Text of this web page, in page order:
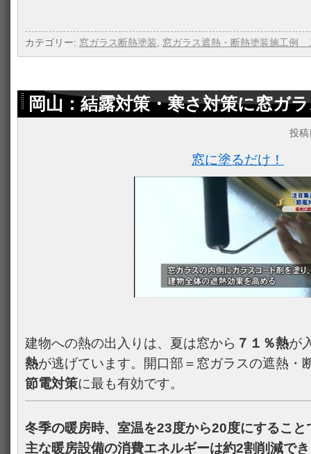
カテゴリー: 窓ガラス断熱塗装 窓ガラス遮熱・断熱塗装施工例
岡山：結露対策・寒さ対策に窓ガ
投稿
窓に塗るだけ！
建物への熱の出入りは、夏は窓から ７１％熱が
熱が逃げています。開口部＝窓ガラスの遮熱・
節電対策に最も有効です。
冬季の暖房時、室温を23度から20度にすること
主な暖房設備の消費エネルギーは約2割削減で